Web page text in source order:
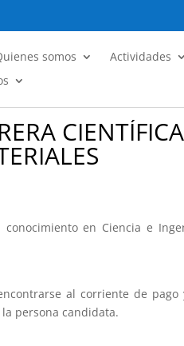
somos Actividades
en Ciencia e
al corriente de
persona candidata.